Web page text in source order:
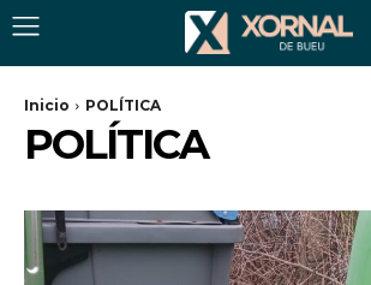
Inicio POLÍTICA
POLÍTICA